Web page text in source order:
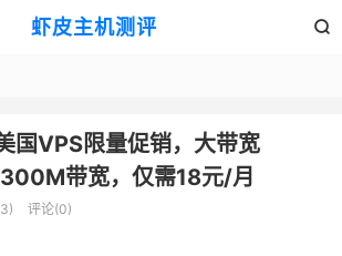
虾皮主机测评 
国VPS限量促销，大带宽
带宽，仅需18元/月
评论(0)